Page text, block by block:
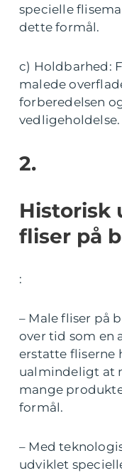
specielle
dette formål.
c) Holdbarhed:
malede
forberedelsen
vedligeholdelse.
2.
Historisk
fliser på
:
– Male fliser på
over tid som en
erstatte fliserne
ualmindeligt at
mange
formål.
– Med
udviklet